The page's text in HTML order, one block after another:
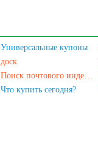
Универсальные купоны
доск
Поиск почтового индекса и кода области
Что купить сегодня?